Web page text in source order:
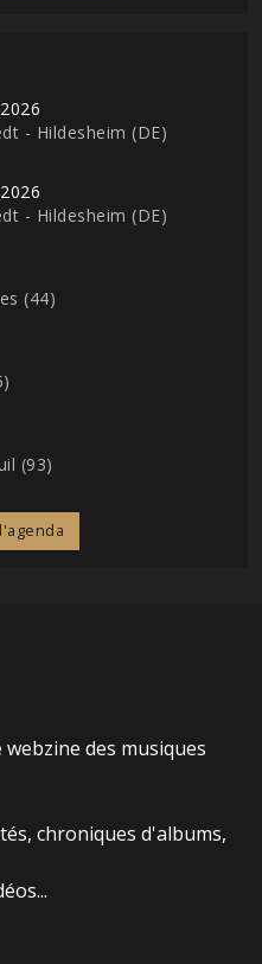
- Hildesheim (DE)
- Hildesheim (DE)
(44)
(93)
des musiques
chroniques d'albums,